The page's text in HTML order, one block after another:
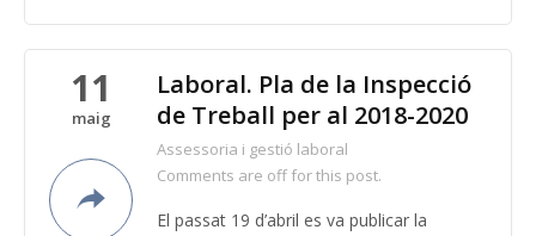
11
maig
Laboral. Pla de la Inspecció
de Treball per al 2018-2020
Assessoria i gestió laboral
Comments are off for this post.
El passat 19 d’abril es va publicar la